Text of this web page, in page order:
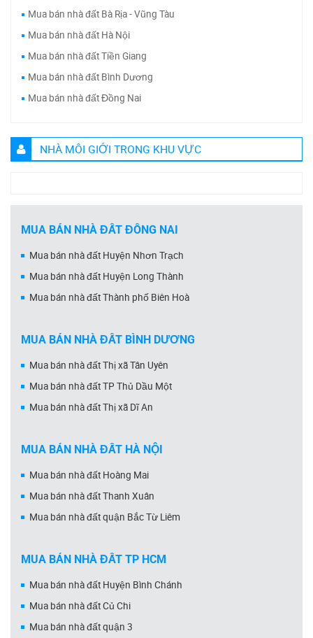
Mua bán nhà đất Bà Rịa - Vũng Tàu
Mua bán nhà đất Hà Nội
Mua bán nhà đất Tiền Giang
Mua bán nhà đất Bình Dương
Mua bán nhà đất Đồng Nai
NHÀ MÔI GIỚI TRONG KHU VỰC
MUA BÁN NHÀ ĐẤT ĐỒNG NAI
Mua bán nhà đất Huyện Nhơn Trạch
Mua bán nhà đất Huyện Long Thành
Mua bán nhà đất Thành phố Biên Hoà
MUA BÁN NHÀ ĐẤT BÌNH DƯƠNG
Mua bán nhà đất Thị xã Tân Uyên
Mua bán nhà đất TP Thủ Dầu Một
Mua bán nhà đất Thị xã Dĩ An
MUA BÁN NHÀ ĐẤT HÀ NỘI
Mua bán nhà đất Hoàng Mai
Mua bán nhà đất Thanh Xuân
Mua bán nhà đất quận Bắc Từ Liêm
MUA BÁN NHÀ ĐẤT TP HCM
Mua bán nhà đất Huyện Bình Chánh
Mua bán nhà đất Củ Chi
Mua bán nhà đất quận 3